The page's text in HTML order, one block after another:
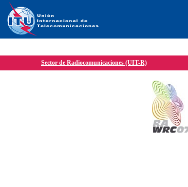
Sector de Radiocomunicaciones (UIT-R)